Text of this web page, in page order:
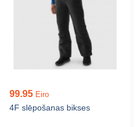
99.95 Eiro
4F slēpošanas bikses